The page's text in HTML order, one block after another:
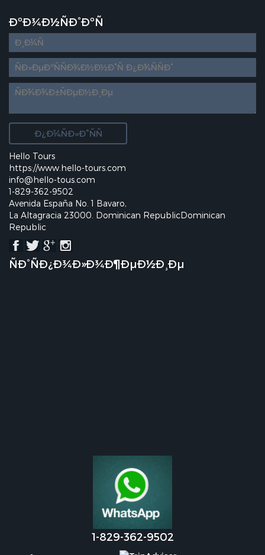
ÐºÐ¾Ð½ÑÐ°ÐºÑ
Diseño
web
personalizado
Hello Tours
https://www.hello-tours.com
info@hello-tous.com
1-829-362-9502
Avenida España No. 1 Bavaro,
La Altagracia 23000. Dominican RepublicDominican
Republic
ÑÐ°ÑÐ¿Ð¾Ð»Ð¾Ð¶ÐµÐ½Ð¸Ðµ
1-829-362-9502